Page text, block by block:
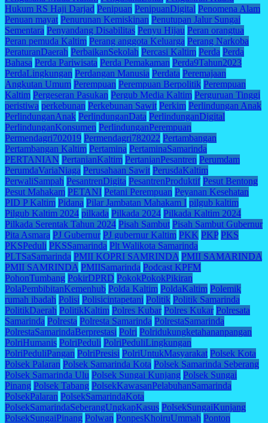
Hukum RS Haji Darjad Penipuan PenipuanDigital Penomena Alam
Penuan mayat Penurunan Kemiskinan Penutupan Jalur Sungai
Sementara Penyandang Disabilitas Penyu Hijau Peran orangtua
Peran pemuda Kaltim Perang anggota Keluarga Perang Narkoba
PeraturanDaerah PerbaikanSekolah Percasi Kaltim Perda Perda
Bahasa Perda Pariwisata Perda Pemakaman Perda9Tahun2023
PerdaLingkungan Perdangan Manusia Perdata Peremajaan
Angkutan Umum Perempuan Perempuan Berpolitik Perempuan
Kaltim Pergeseran Pasukan Pergub Media Kaltim Perguruan Tinggi
peristiwa perkebunan Perkebunan Sawit Perkim Perlindungan Anak
PerlindunganAnak PerlindunganData PerlindunganDigital
PerlindunganKonsumen PerlindunganPerempuan
Permendagri702019 Permendagri782022 Pertambangan
Pertambangan Kaltim Pertamina PertaminaSamarinda
PERTANIAN PertanianKaltim PertanianPesantren Perumdam
PerumdaVariaNiaga Perusahaan Sawit PerusdaKaltim
PerwaliSampah PesantrenDigita PesantrenProduktif Pesut Bentong
Pesut Mahakam PETANI Petani Perempuan Peyanan Kesehatan
PID P Kaltim Pidana Pilar Jambatan Mahakam I pilgub kaltim
Pilgub Kaltim 2024 pilkada Pilkada 2024 Pilkada Kaltim 2024
Pilkada Serentak Tahun 2024 Pisah Sambut Pisah Sambut Gubernur
Pita Asmara PJ Gubernur PJ gubernur Kaltim PKK PKP PKS
PKSPeduli PKSSamarinda Plt Walikota Samarinda
PLTSaSamarinda PMII KOPRI SAMRINDA PMII SAMARINDA
PMII SAMRINDA PMIISamarinda Podcast KPFM
PohonTumbang PokirDPRD PokokPokokPikiran
PolaPembibitanKemenhub Polda Kaltim PoldaKaltim Polemik
rumah ibadah Polisi Polisicintapetani Politik Politik Samarinda
PolitikDaerah PolitikKaltim Polres Kubar Polres Kukar Polresata
Samarinda Polresta Polresta Samarinda PolrestaSamarinda
PolrestaSamarindaBerprestasi Polri Polridukungketahananpangan
PolriHumanis PolriPeduli PolriPeduliLingkungan
PolriPeduliPangan PolriPresisi PolriUntukMasyarakat Polsek Kota
Polsek Palaran Polsek Samarinda Kota Polsek Samarinda Seberang
Polsek Samarinda Ulu Polsek Sungai Kunjang Polsek Sungai
Pinang Polsek Tabang PolsekKawasanPelabuhanSamarinda
PolsekPalaran PolsekSamarindaKota
PolsekSamarindaSeberangUngkapKasus PolsekSungaiKunjang
PolsekSungaiPinang Polwan PonpesKhoiruUmmah Ponton